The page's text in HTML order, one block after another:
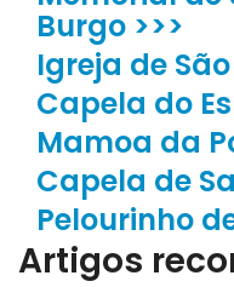
Burgo >>>
Igreja de
Capela do
Mamoa da
Capela de
Pelourinho
Artigos